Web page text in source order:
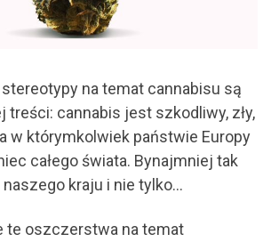
na temat cannabisu są
treści: cannabis jest szkodliwy, zły,
w którymkolwiek państwie Europy
całego świata. Bynajmniej tak
naszego kraju i nie tylko…
te oszczerstwa na temat